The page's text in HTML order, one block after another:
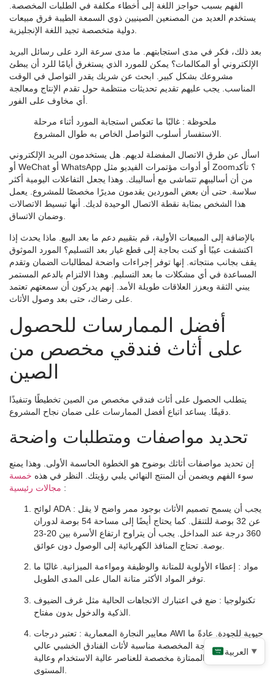
الفهم بسبب حواجز اللغة إلى أخطاء مكلفة في الطلبات المخصصة.
يستخدم العديد من المصنعين الصينيين ذوي السمعة الطيبة فرق مبيعات
بعد ذلك، فكر في مدى استجابتهم. ما مدى سرعة الرد على رسائل البريد
الإلكتروني أو المكالمات؟ يمكن للمورد الذي يستغرق أيامًا للرد أن يبطئ
مشروعك بشكل كبير. ابحث عن شريك يقدر التواصل في الوقت
المناسب. يجب عليهم تقديم تحديثات منتظمة حول تقدم الإنتاج ومعالجة
ملحوظة : غالبًا ما تعكس استجابة المورد أثناء مرحلة
اسأل عن طرق الاتصال المفضلة لديهم. هل يستخدمون البريد الإلكتروني
أو WeChat أو WhatsApp أو أدوات مؤتمرات الفيديو مثل Zoom؟ تأكد
من أن أساليبهم تتماشى مع أساليبك. وهذا يجعل التفاعلات اليومية أكثر
سلاسة. حتى أن بعض الموردين يقدمون مديرًا مخصصًا للمشروع. يعمل
هذا الشخص بمثابة نقطة الاتصال الوحيدة لديك. أنها تبسيط الاتصالات
وضمان الاتساق.
بالإضافة إلى المبيعات الأولية، قم بتقييم دعم ما بعد البيع. ماذا يحدث إذا
اكتشفت عيبًا أو كنت بحاجة إلى قطع غيار بعد التسليم؟ المورد الموثوق
يقف بجانب منتجاته. إنها توفر إجراءات واضحة لمطالبات الضمان وتقدم
المساعدة في أي مشكلات ما بعد التسليم. وهذا الالتزام بالدعم المستمر
يبني الثقة ويعزز العلاقات طويلة الأمد. إنهم يدركون أن سمعتهم تعتمد
أفضل الممارسات للحصول
على أثاث فندقي مخصص من
الصين
يتطلب الحصول على أثاث فندقي مخصص من الصين تخطيطًا وتنفيذًا
تحديد مواصفات ومتطلبات واضحة
إن تحديد مواصفات أثاثك بوضوح هو الخطوة الحاسمة الأولى. وهذا يمنع
سوء الفهم ويضمن أن المنتج النهائي يلبي رؤيتك. النظر في هذه خمسة
:
لوائح ADA : يجب أن يسمح تصميم الأثاث بوجود ممر واضح لا يقل
عن 32 بوصة للتنقل. كما يحتاج أيضًا إلى مساحة 54 بوصة لدوران
360 درجة عند المداخل. يجب أن يتراوح ارتفاع الأسرة بين 20-23
مواد : إعطاء الأولوية للمتانة والوظيفة ومواءمة الميزانية. غالبًا ما
توفر المواد الأكثر متانة المال على المدى الطويل.
تكنولوجيا : ضع في اعتبارك الاتجاهات الحالية مثل غرف الضيوف
معايير النجارة المعمارية : تعتبر درجات AWI حيوية للجودة. عادةً ما
تكون الدرجة المخصصة مناسبة لأثاث الفنادق الخشبي عالي
الجودة. الدرجة الممتازة مخصصة للعناصر عالية الاستخدام وعالية
العربية ▼